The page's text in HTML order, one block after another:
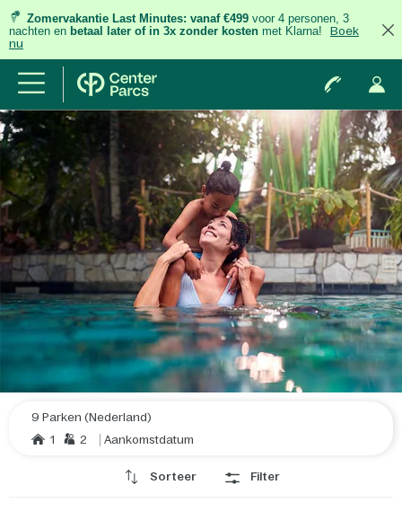
Zomervakantie Last Minutes: vanaf €499 voor 4 personen, 3
nachten en betaal later of in 3x zonder kosten met Klarna!
Boek
nu
9 Parken (Nederland)
1
2 Aankomstdatum
Sorteer Filter